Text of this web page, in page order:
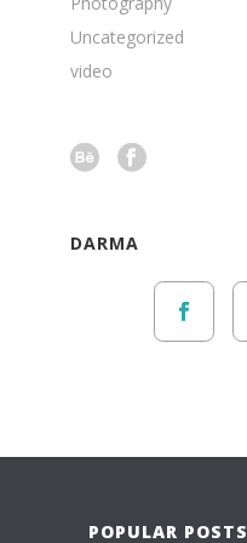
Uncategorized
video
DARMA
POPULAR POSTS